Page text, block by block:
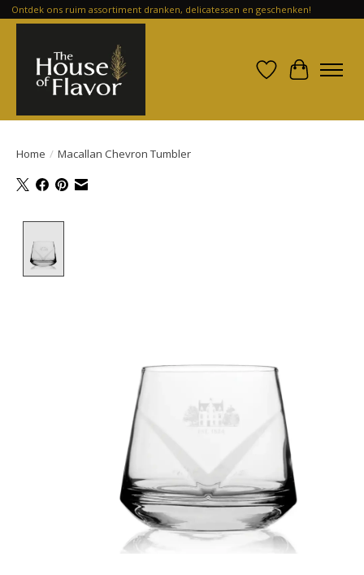
Ontdek ons ruim assortiment dranken, delicatessen en geschenken!
Verlanglijst
Home / Macallan Chevron Tumbler